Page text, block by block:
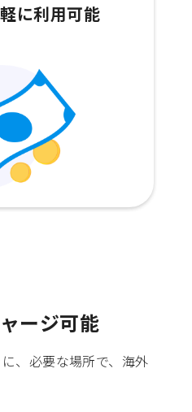
に利用可能
ージ可能
、必要な場所で、海外